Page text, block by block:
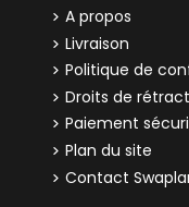
A propos
Livraison
Politique de
Droits de
Paiement
Plan du site
Contact